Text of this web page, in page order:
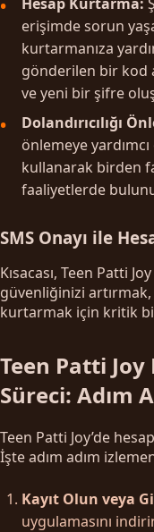
erişimde sorun
kurtarmanıza
gönderilen bir kod
ve yeni bir şifre
Dolandırıcılığı
önlemeye yardımcı
kullanarak birden
faaliyetlerde
SMS Onayı ile
Kısacası, Teen Patti
güvenliğinizi
kurtarmak için kritik
Teen Patti
Süreci: Adım
Teen Patti Joy’de
İşte adım adım
Kayıt Olun veya
uygulamasını